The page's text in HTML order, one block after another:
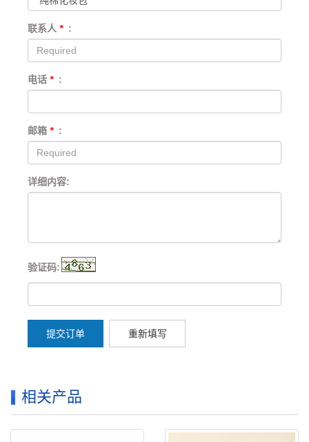
联系人 * :
电话 * :
邮箱 * :
详细内容:
验证码:
提交订单 重新填写
相关产品